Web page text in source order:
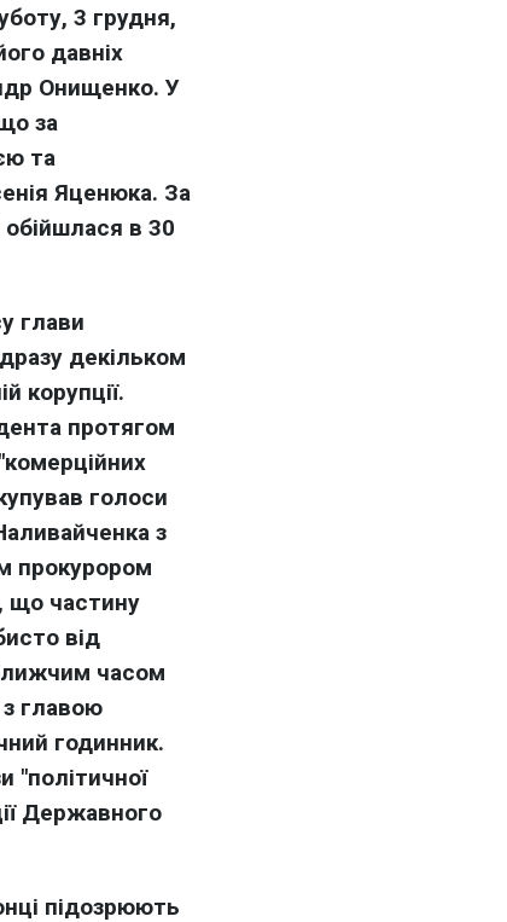
3 грудня,
давніх
Онищенко. У
за
та
Яценюка. За
в 30
глави
декільком
корупції.
протягом
голоси
з
прокурором
що частину
від
часом
главою
годинник.
Державного
підозрюють